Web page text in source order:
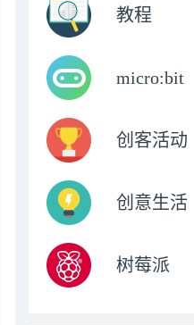
教程
micro:bit
创客活动
创意生活
树莓派